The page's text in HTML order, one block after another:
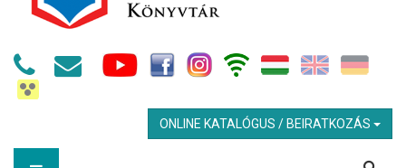
ONLINE KATALÓGUS / BEIRATKOZÁS